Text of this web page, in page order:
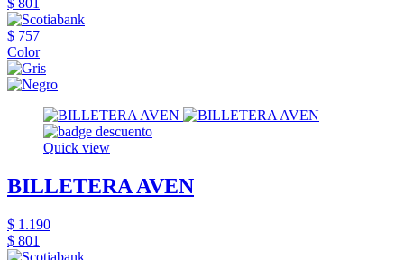
$ 757
Color
Quick view
BILLETERA AVEN
$ 1.190
$ 801